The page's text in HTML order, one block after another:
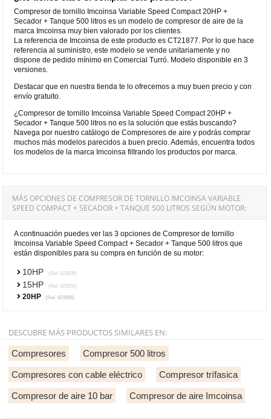
Compresor de tornillo Imcoinsa Variable Speed Compact 20HP +
Secador + Tanque 500 litros es un modelo de compresor de aire de la
marca Imcoinsa muy bien valorado por los clientes.
La referencia de Imcoinsa de este producto es CT21877. Por lo que hace
referencia al suministro, este modelo se vende unitariamente y no
dispone de pedido mínimo en Comercial Turró. Modelo disponible en 3
versiones.
Destacar que en nuestra tienda te lo ofrecemos a muy buen precio y con
envío gratuito.
¿Compresor de tornillo Imcoinsa Variable Speed Compact 20HP +
Secador + Tanque 500 litros no es la solución que estás buscando?
Navega por nuestro catálogo de Compresores de aire y podrás comprar
muchos más modelos parecidos a buen precio. Además, encuentra todos
los modelos de la marca Imcoinsa filtrando los productos por marca.
MÁS OPCIONES DE COMPRESOR DE TORNILLO IMCOINSA VARIABLE
SPEED COMPACT + SECADOR + TANQUE 500 LITROS SEGÚN MOTOR:
A continuación puedes ver las 3 opciones de Compresor de tornillo
Imcoinsa Variable Speed Compact + Secador + Tanque 500 litros que
están disponibles para su compra en función de su motor:
10HP (Ref. 0Z9105)
15HP (Ref. 0Z9155)
20HP (Ref. 0Z9205)
DESCUBRE MÁS PRODUCTOS SIMILARES EN:
Compresores Compresor 500 litros
Compresores con cable eléctrico Compresor trífasica
Compresor de aire 10 bar Compresor de aire Imcoinsa